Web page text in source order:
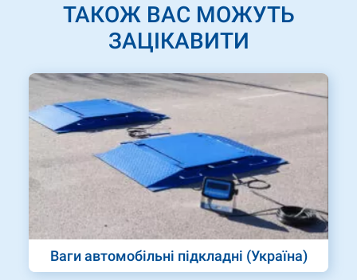
ТАКОЖ ВАС МОЖУТЬ
ЗАЦІКАВИТИ
Ваги автомобільні підкладні (Україна)